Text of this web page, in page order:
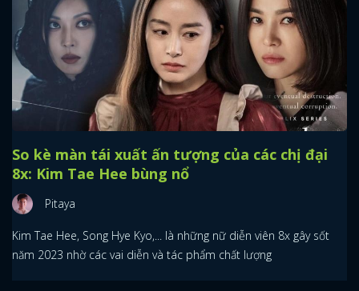
So kè màn tái xuất ấn tượng của các chị đại
8x: Kim Tae Hee bùng nổ
Pitaya
Kim Tae Hee, Song Hye Kyo,... là những nữ diễn viên 8x gây sốt
năm 2023 nhờ các vai diễn và tác phẩm chất lượng